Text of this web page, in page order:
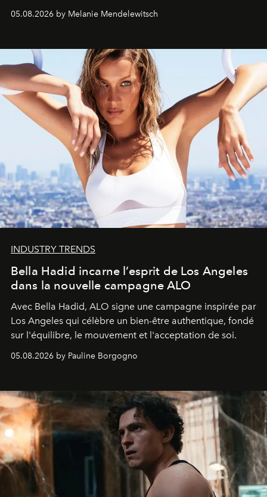
de vivre Romain dans toute son élégance intemporelle.
05.08.2026 by Melanie Mendelewitsch
INDUSTRY TRENDS
Bella Hadid incarne l’esprit de Los Angeles
dans la nouvelle campagne ALO
Avec Bella Hadid, ALO signe une campagne inspirée par
Los Angeles qui célèbre un bien-être authentique, fondé
sur l'équilibre, le mouvement et l'acceptation de soi.
05.08.2026 by Pauline Borgogno